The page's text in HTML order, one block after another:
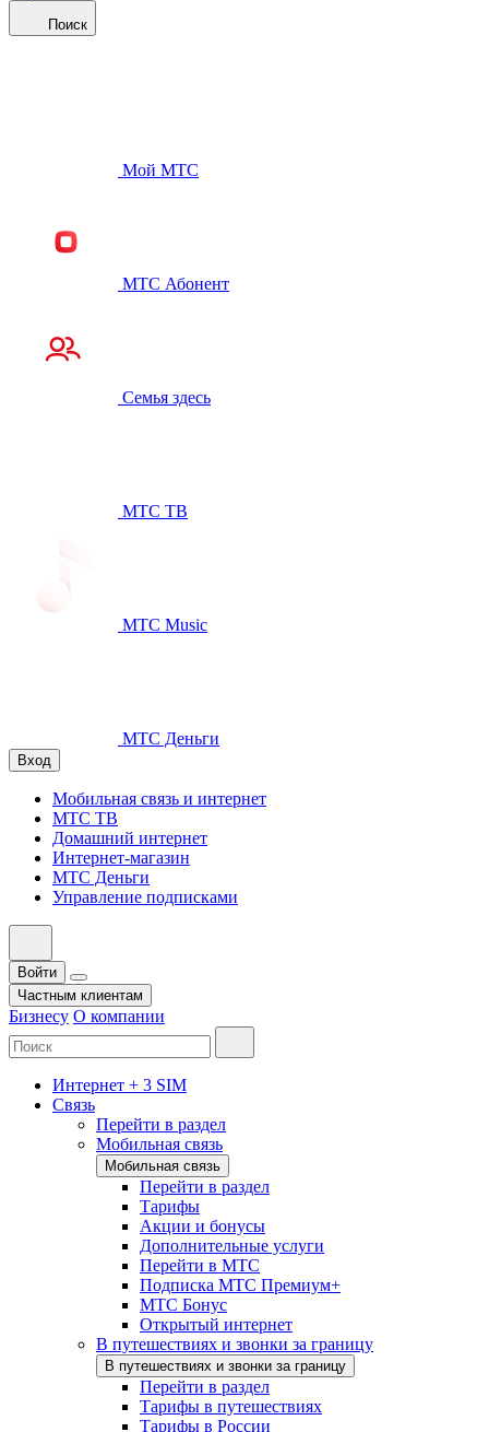
Поиск
Мой МТС
МТС Абонент
Семья здесь
МТС ТВ
МТС Music
МТС Деньги
Вход
Мобильная связь и интернет
МТС ТВ
Домашний интернет
Интернет-магазин
МТС Деньги
Управление подписками
Войти
Частным клиентам
Бизнесу О компании
Интернет + 3 SIM
Связь
Перейти в раздел
Мобильная связь
Мобильная связь
Перейти в раздел
Тарифы
Акции и бонусы
Дополнительные услуги
Перейти в МТС
Подписка МТС Премиум+
МТС Бонус
Открытый интернет
В путешествиях и звонки за границу
В путешествиях и звонки за границу
Перейти в раздел
Тарифы в путешествиях
Тарифы в России